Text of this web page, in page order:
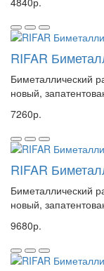
RIFAR
Биметаллический
новый,
7260р.
RIFAR
Биметаллический
новый,
9680р.